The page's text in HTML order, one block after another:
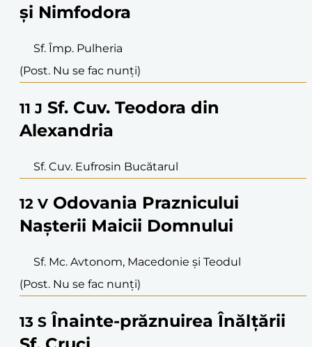
și Nimfodora
Sf. Împ. Pulheria
(Post. Nu se fac nunți)
11 J Sf. Cuv. Teodora din
Alexandria
Sf. Cuv. Eufrosin Bucătarul
12 V Odovania Praznicului
Nașterii Maicii Domnului
Sf. Mc. Avtonom, Macedonie și Teodul
(Post. Nu se fac nunți)
13 S Înainte-prăznuirea Înălțării